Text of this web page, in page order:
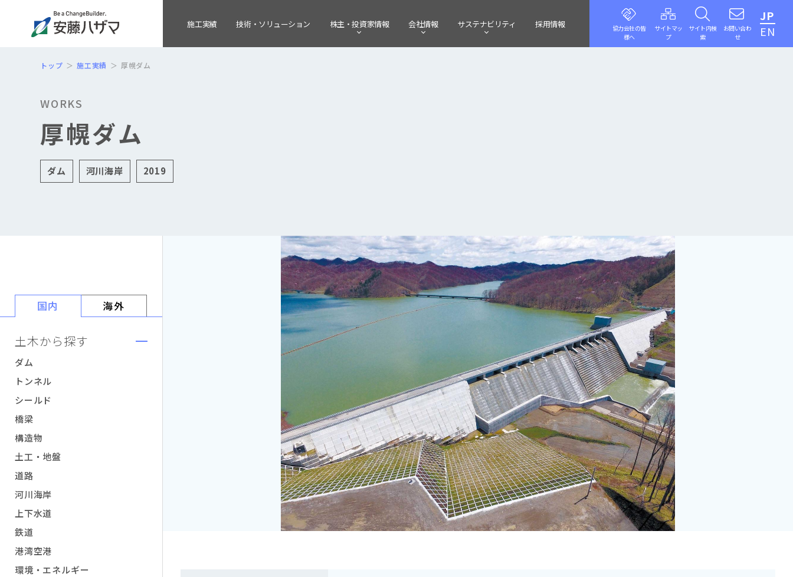
施工実績 技術・ ソリューション 株主・投資家情報 会社情報 サステナビリティ 採用情報
協力会社の皆
様へ
サイトマッ
プ
サイト内検
索
お問い合わ
せ
JP
EN
トップ 施工実績 厚幌ダム
WORKS
厚幌ダム
ダム 河川海岸 2019
国内 海外
土木から探す
ダム
トンネル
シールド
橋梁
構造物
土工・地盤
道路
河川海岸
上下水道
鉄道
港湾空港
環境・エネルギー